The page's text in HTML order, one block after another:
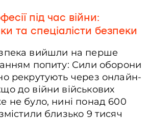
під час війни:
та спеціалісти безпеки
вийшли на перше
попиту: Сили оборони
рекрутують через онлайн-
до війни військових
не було, нині понад 600
близько 9 тисяч